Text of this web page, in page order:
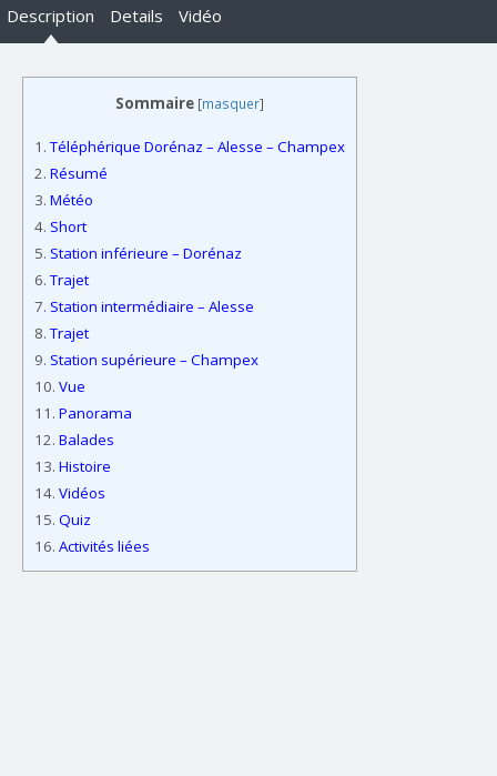
Description Details Vidéo
Sommaire [masquer]
1.Téléphérique Dorénaz – Alesse – Champex
2. Résumé
3. Météo
4. Short
5. Station inférieure – Dorénaz
6.Trajet
7. Station intermédiaire – Alesse
8.Trajet
9. Station supérieure – Champex
10. Vue
11. Panorama
12. Balades
13. Histoire
14. Vidéos
15. Quiz
16. Activités liées